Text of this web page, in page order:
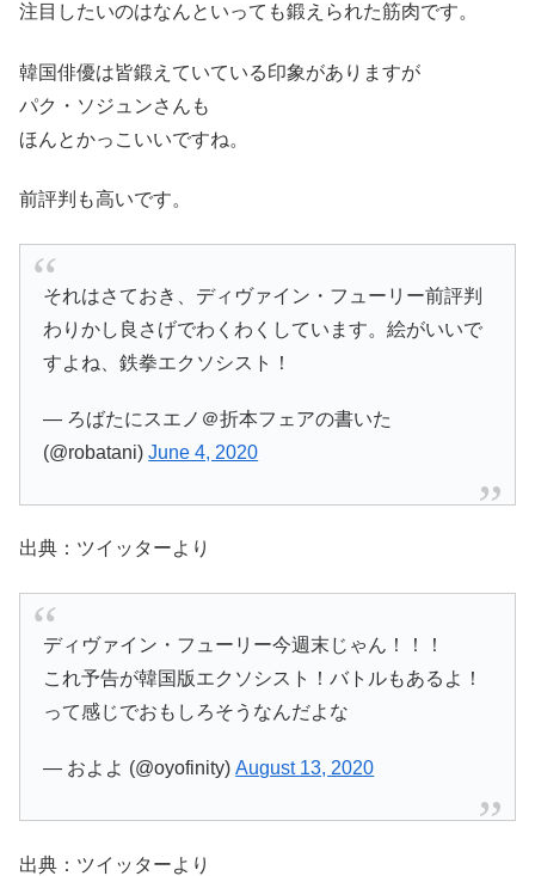
注目したいのはなんといっても鍛えられた筋肉です。
韓国俳優は皆鍛えていている印象がありますが
パク・ソジュンさんも
ほんとかっこいいですね。
前評判も高いです。
それはさておき、ディヴァイン・フューリー前評判
わりかし良さげでわくわくしています。絵がいいで
すよね、鉄拳エクソシスト！
— ろばたにスエノ＠折本フェアの書いた
(@robatani)June 4, 2020
出典：ツイッターより
ディヴァイン・フューリー今週末じゃん！！！
これ予告が韓国版エクソシスト！バトルもあるよ！
って感じでおもしろそうなんだよな
— およよ (@oyofinity)August 13, 2020
出典：ツイッターより